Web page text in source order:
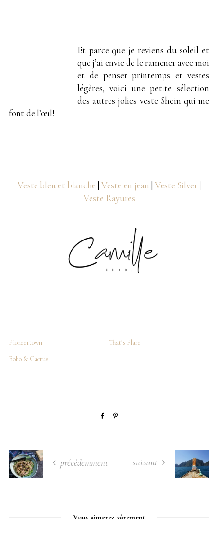
Et parce que je reviens du soleil et
que j’ai envie de le ramener avec moi
et de penser printemps et vestes
légères, voici une petite sélection
des autres jolies veste Shein qui me
font de l’œil!
Veste bleu et blanche Veste en jean Veste Silver
Veste Rayures
Pioneertown
That’s Flare
Boho & Cactus
précédemment suivant
Vous aimerez sûrement